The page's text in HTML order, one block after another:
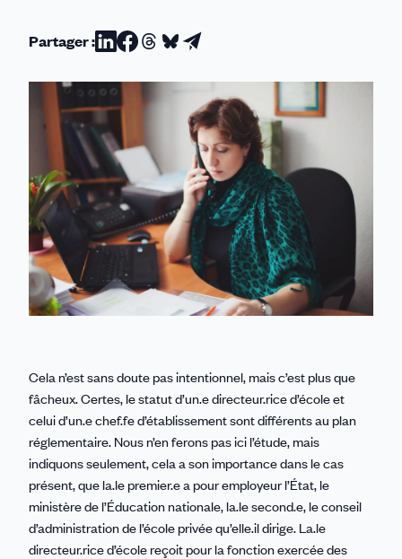
Partager :Partager
sur
Linkedin
Partager
sur
Facebook
Partager
sur
Threads
Partager
sur
Bluesky
Partager
par
email
Cela n’est sans doute pas intentionnel, mais c’est plus que
fâcheux. Certes, le statut d’un.e directeur.rice d’école et
celui d’un.e chef.fe d’établissement sont différents au plan
réglementaire. Nous n’en ferons pas ici l’étude, mais
indiquons seulement, cela a son importance dans le cas
présent, que la.le premier.e a pour employeur l’État, le
ministère de l’Éducation nationale, la.le second.e, le conseil
d’administration de l’école privée qu’elle.il dirige. La.le
directeur.rice d’école reçoit pour la fonction exercée des